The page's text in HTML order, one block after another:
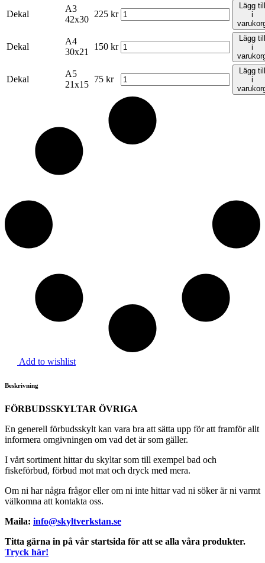
Dekal
A3
42x30
225 kr
Lägg till
i
Dekal
A4
30x21
150 kr
Lägg till
i
Dekal
A5
21x15
75 kr
Lägg till
i
Add to wishlist
Beskrivning
FÖRBUDSSKYLTAR ÖVRIGA
En generell förbudsskylt kan vara bra att sätta upp för att framför allt
informera omgivningen om vad det är som gäller.
I vårt sortiment hittar du skyltar som till exempel bad och
fiskeförbud, förbud mot mat och dryck med mera.
Om ni har några frågor eller om ni inte hittar vad ni söker är ni varmt
välkomna att kontakta oss.
Maila: info@skyltverkstan.se
Titta gärna in på vår startsida för att se alla våra produkter.
Tryck här!